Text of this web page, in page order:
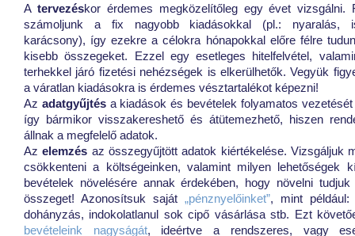
A tervezéskor érdemes megközelítőleg egy évet vizsgálni.
számoljunk a fix nagyobb kiadásokkal (pl.: nyaralás,
karácsony), így ezekre a célokra hónapokkal előre félre
kisebb összegeket. Ezzel egy esetleges hitelfelvétel,
terhekkel járó fizetési nehézségek is elkerülhetők. Vegyük
a váratlan kiadásokra is érdemes vésztartalékot képezni!
Az adatgyűjtésa kiadások és bevételek folyamatos vezetését
így bármikor visszakereshető és átütemezhető, hiszen
állnak a megfelelő adatok.
Azelemzés az összegyűjtött adatok kiértékelése. Vizsgáljuk
csökkenteni a költségeinken, valamint milyen lehetőségek
bevételek növelésére annak érdekében, hogy növelni tudjuk
összeget! Azonosítsuk saját „pénznyelőinket”, mint például:
dohányzás, indokolatlanul sok cipő vásárlása stb. Ezt
bevételeink nagyságát, ideértve a rendszeres, vagy